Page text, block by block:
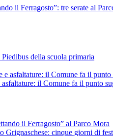
il Ferragosto”: tre serate al
della scuola primaria
il Comune fa il punto
il Ferragosto” al Parco Mora